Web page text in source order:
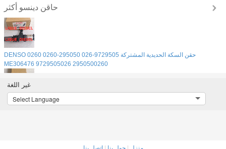
حاقن دينسو
DENSO 0260 حقن السكة الحديدية المشتركة 9729505-026 295050-0260
ME306476 9729505026 2950500260
حقن الوقود DENSO 9729505-026 295050-0260 ME306476 9729505026
غير اللغة
Select Language